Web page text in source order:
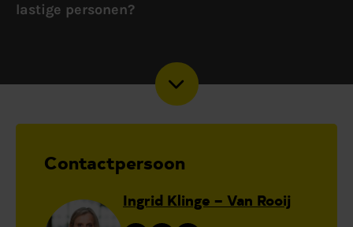
lastige personen?
Contactpersoon
Ingrid Klinge – Van Rooij